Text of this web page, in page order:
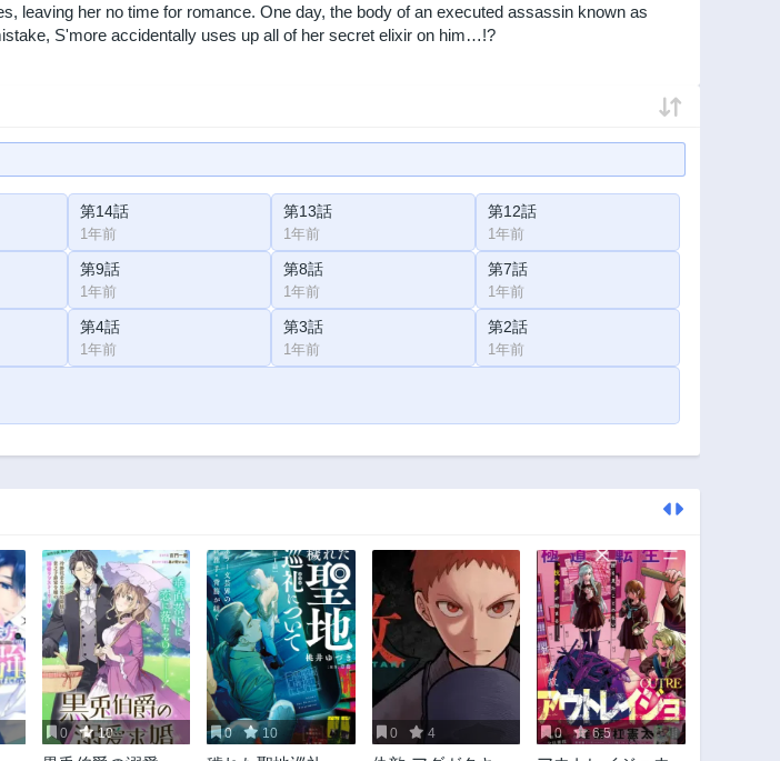
leaving her no time for romance. One day, the body of an executed assassin known as
S'more accidentally uses up all of her secret elixir on him…!?
第14話
1年前
第13話
1年前
第12話
1年前
第9話
1年前
第8話
1年前
第7話
1年前
第4話
1年前
第3話
1年前
第2話
1年前
0 10 0 10 0 4 0 6.5